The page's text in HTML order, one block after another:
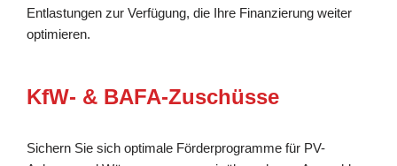
Entlastungen zur Verfügung, die Ihre Finanzierung weiter
optimieren.
KfW- & BAFA-Zuschüsse
Sichern Sie sich optimale Förderprogramme für PV-